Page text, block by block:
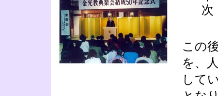
次
この
を、
して